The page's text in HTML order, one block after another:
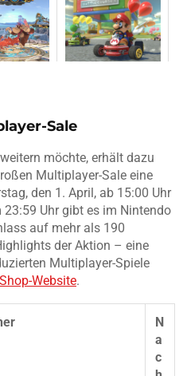
Sale
möchte, erhält dazu
Multiplayer-Sale eine
den 1. April, ab 15:00 Uhr
Uhr gibt es im Nintendo
auf mehr als 190
der Aktion – eine
Multiplayer-Spiele
Website.
N
a
c